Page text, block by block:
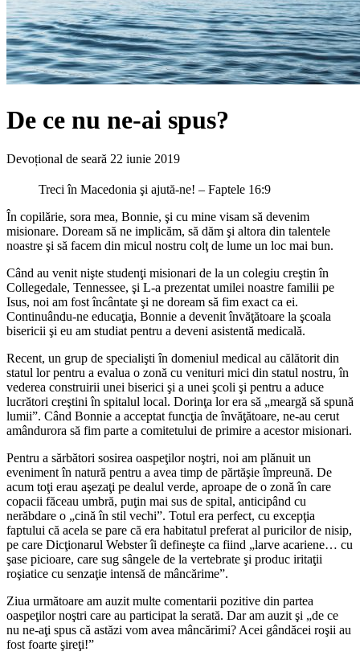
De ce nu ne-ai spus?
Devoțional de seară 22 iunie 2019
Treci în Macedonia şi ajută-ne! – Faptele 16:9
În copilărie, sora mea, Bonnie, şi cu mine visam să devenim
misionare. Doream să ne implicăm, să dăm şi altora din talentele
noastre şi să facem din micul nostru colţ de lume un loc mai bun.
Când au venit nişte studenţi misionari de la un colegiu creştin în
Collegedale, Tennessee, şi L-a prezentat umilei noastre familii pe
Isus, noi am fost încântate şi ne doream să fim exact ca ei.
Continuându-ne educaţia, Bonnie a devenit învăţătoare la şcoala
bisericii şi eu am studiat pentru a deveni asistentă medicală.
Recent, un grup de specialişti în domeniul medical au călătorit din
statul lor pentru a evalua o zonă cu venituri mici din statul nostru, în
vederea construirii unei biserici şi a unei şcoli şi pentru a aduce
lucrători creştini în spitalul local. Dorinţa lor era să „meargă să spună
lumii”. Când Bonnie a acceptat funcţia de învăţătoare, ne-au cerut
amândurora să fim parte a comitetului de primire a acestor misionari.
Pentru a sărbători sosirea oaspeţilor noştri, noi am plănuit un
eveniment în natură pentru a avea timp de părtăşie împreună. De
acum toţi erau aşezaţi pe dealul verde, aproape de o zonă în care
copacii făceau umbră, puţin mai sus de spital, anticipând cu
nerăbdare o „cină în stil vechi”. Totul era perfect, cu excepţia
faptului că acela se pare că era habitatul preferat al puricilor de nisip,
pe care Dicţionarul Webster îi defineşte ca fiind „larve acariene… cu
şase picioare, care sug sângele de la vertebrate şi produc iritaţii
roşiatice cu senzaţie intensă de mâncărime”.
Ziua următoare am auzit multe comentarii pozitive din partea
oaspeţilor noştri care au participat la serată. Dar am auzit şi „de ce
nu ne-aţi spus că astăzi vom avea mâncărimi? Acei gândăcei roşii au
fost foarte şireţi!”